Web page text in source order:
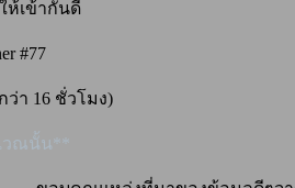
ห้เข้ากันดี
#77
า 16 ชั่วโมง)
วณนั้น**